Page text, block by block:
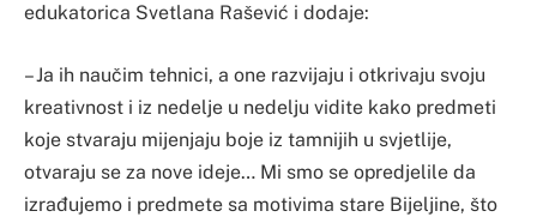
edukatorica Svetlana Rašević i dodaje:
– Ja ih naučim tehnici, a one razvijaju i otkrivaju svoju
kreativnost i iz nedelje u nedelju vidite kako predmeti
koje stvaraju mijenjaju boje iz tamnijih u svjetlije,
otvaraju se za nove ideje… Mi smo se opredjelile da
izrađujemo i predmete sa motivima stare Bijeljine, što